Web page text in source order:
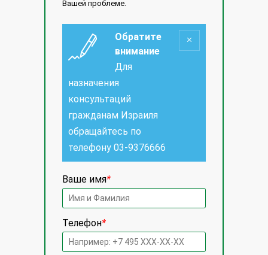
Вашей проблеме.
Обратите
внимание
Для
назначения
консультаций
гражданам Израиля
обращайтесь по
телефону 03-9376666
Ваше имя*
Телефон*